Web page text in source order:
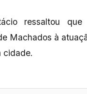
ressaltou
Machados à
cidade.